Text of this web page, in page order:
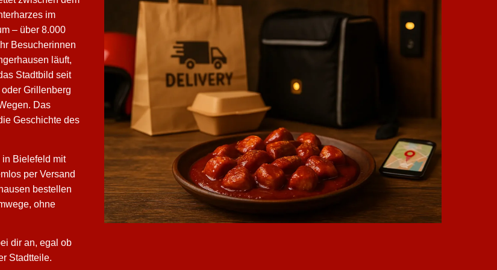
im
– über 8.000
Besucherinnen
läuft,
Stadtbild seit
Grillenberg
Das
Geschichte des
in Bielefeld mit
per Versand
bestellen
ohne
dir an, egal ob
Stadtteile.